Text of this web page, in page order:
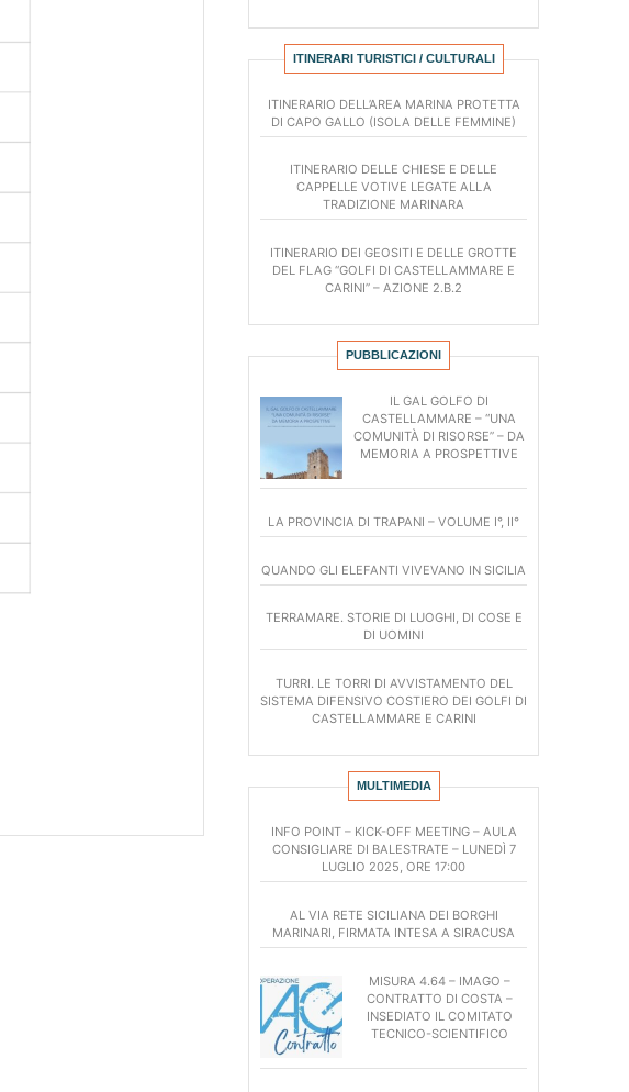
ITINERARI TURISTICI / CULTURALI
ITINERARIO DELL’AREA MARINA PROTETTA
DI CAPO GALLO (ISOLA DELLE FEMMINE)
ITINERARIO DELLE CHIESE E DELLE
CAPPELLE VOTIVE LEGATE ALLA
TRADIZIONE MARINARA
ITINERARIO DEI GEOSITI E DELLE GROTTE
DEL FLAG “GOLFI DI CASTELLAMMARE E
CARINI” – AZIONE 2.B.2
PUBBLICAZIONI
IL GAL GOLFO DI
CASTELLAMMARE – “UNA
COMUNITÀ DI RISORSE” – DA
MEMORIA A PROSPETTIVE
LA PROVINCIA DI TRAPANI – VOLUME I°, II°
QUANDO GLI ELEFANTI VIVEVANO IN SICILIA
TERRAMARE. STORIE DI LUOGHI, DI COSE E
DI UOMINI
TURRI. LE TORRI DI AVVISTAMENTO DEL
SISTEMA DIFENSIVO COSTIERO DEI GOLFI DI
CASTELLAMMARE E CARINI
MULTIMEDIA
INFO POINT – KICK-OFF MEETING – AULA
CONSIGLIARE DI BALESTRATE – LUNEDÌ 7
LUGLIO 2025, ORE 17:00
AL VIA RETE SICILIANA DEI BORGHI
MARINARI, FIRMATA INTESA A SIRACUSA
MISURA 4.64 – IMAGO –
CONTRATTO DI COSTA –
INSEDIATO IL COMITATO
TECNICO-SCIENTIFICO